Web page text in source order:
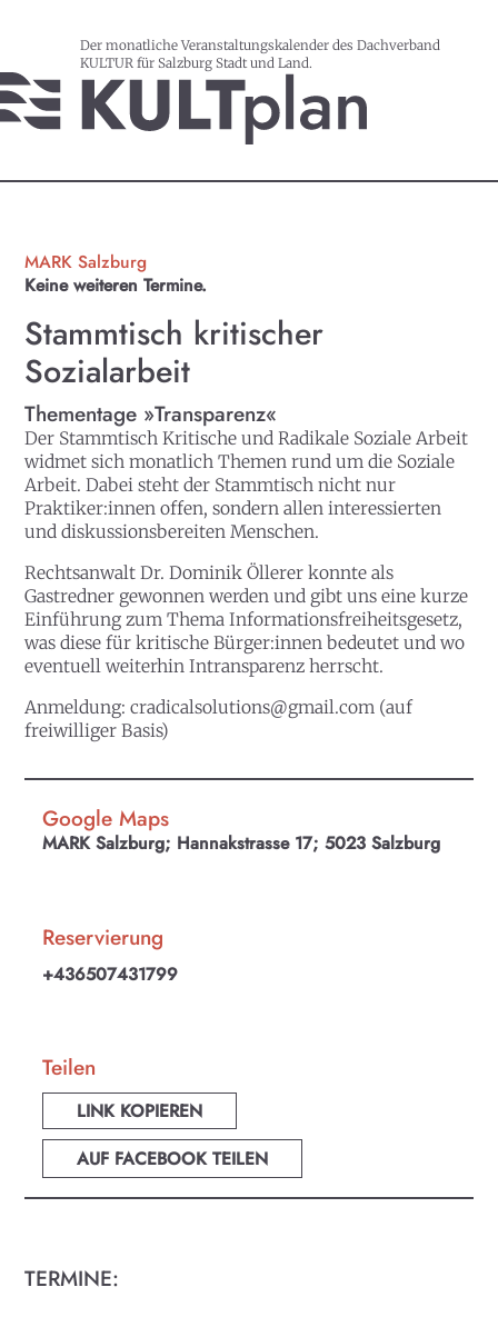
Der monatliche Veranstaltungskalender des Dachverband
KULTUR für Salzburg Stadt und Land.
MARK Salzburg
Keine weiteren Termine.
Stammtisch kritischer
Sozialarbeit
Thementage »Transparenz«
Der Stammtisch Kritische und Radikale Soziale Arbeit
widmet sich monatlich Themen rund um die Soziale
Arbeit. Dabei steht der Stammtisch nicht nur
Praktiker:innen offen, sondern allen interessierten
und diskussionsbereiten Menschen.
Rechtsanwalt Dr. Dominik Öllerer konnte als
Gastredner gewonnen werden und gibt uns eine kurze
Einführung zum Thema Informationsfreiheitsgesetz,
was diese für kritische Bürger:innen bedeutet und wo
eventuell weiterhin Intransparenz herrscht.
Anmeldung:cradicalsolutions@gmail.com (auf
freiwilliger Basis)
Google Maps
MARK Salzburg; Hannakstrasse 17; 5023 Salzburg
Reservierung
+436507431799
Teilen
LINK KOPIEREN
AUF FACEBOOK TEILEN
TERMINE: